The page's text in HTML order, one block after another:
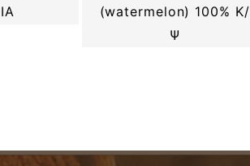
(watermelon) 100% Κ/
Ψ